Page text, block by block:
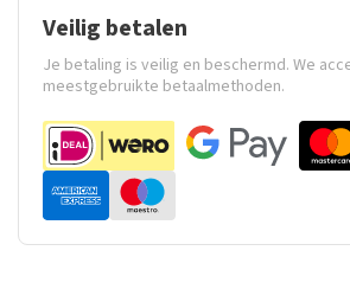
Veilig betalen
Je betaling is veilig en beschermd. We
meestgebruikte betaalmethoden.